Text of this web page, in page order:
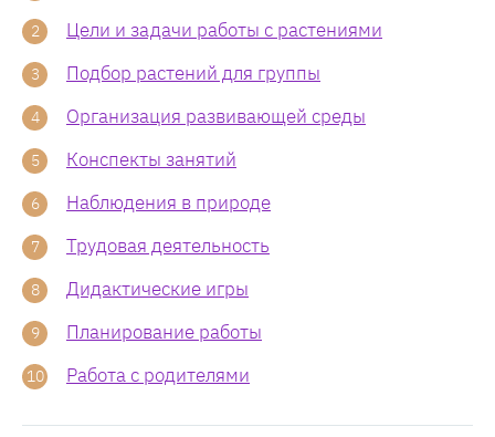
Цели и задачи работы с растениями
Подбор растений для группы
Организация развивающей среды
Конспекты занятий
Наблюдения в природе
Трудовая деятельность
Дидактические игры
Планирование работы
Работа с родителями